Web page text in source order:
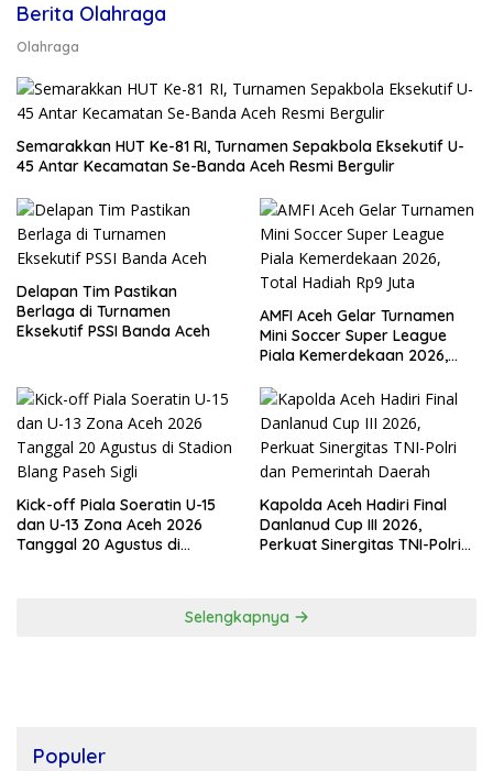
Berita Olahraga
Olahraga
Semarakkan HUT Ke-81 RI, Turnamen Sepakbola Eksekutif U-
45 Antar Kecamatan Se-Banda Aceh Resmi Bergulir
Delapan Tim Pastikan
Berlaga di Turnamen
Eksekutif PSSI Banda Aceh
AMFI Aceh Gelar Turnamen
Mini Soccer Super League
Piala Kemerdekaan 2026,
Kick-off Piala Soeratin U-15
dan U-13 Zona Aceh 2026
Tanggal 20 Agustus di
Kapolda Aceh Hadiri Final
Danlanud Cup III 2026,
Perkuat Sinergitas TNI-Polri
Selengkapnya
Populer